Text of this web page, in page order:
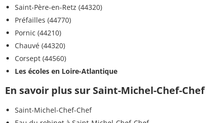
Saint-Père-en-Retz (44320)
Préfailles (44770)
Pornic (44210)
Chauvé (44320)
Corsept (44560)
Les écoles en Loire-Atlantique
En savoir plus sur Saint-Michel-Chef-Chef
Saint-Michel-Chef-Chef